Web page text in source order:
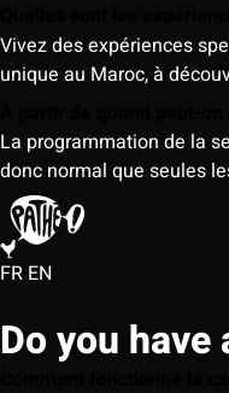
Vivez des expériences
unique au Maroc, à
La programmation de la
donc normal que seules
FR EN
Do you have